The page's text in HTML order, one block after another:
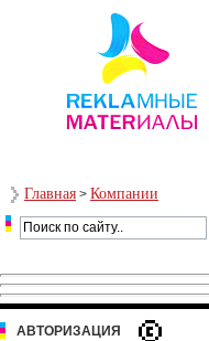
Главная > Компании
АВТОРИЗАЦИЯ